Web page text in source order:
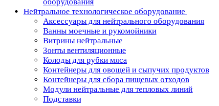
Нейтральное технологическое оборудование
Аксессуары для нейтрального оборудования
Ванны моечные и рукомойники
Витрины нейтральные
Зонты вентиляционные
Колоды для рубки мяса
Контейнеры для овощей и сыпучих продуктов
Контейнеры для сбора пищевых отходов
Модули нейтральные для тепловых линий
Подставки